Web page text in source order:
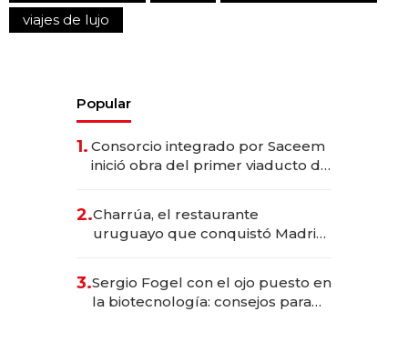
viajes de lujo
Popular
1. Consorcio integrado por Saceem
inició obra del primer viaducto de
millones
2.Charrúa, el restaurante
uruguayo que conquistó Madrid:
anticipación y prepara apertura
3.Sergio Fogel con el ojo puesto en
la biotecnología: consejos para